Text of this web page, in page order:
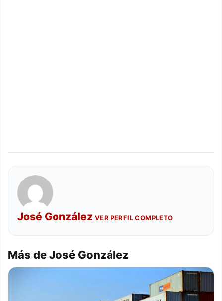
José González VER PERFIL COMPLETO
Más de José González